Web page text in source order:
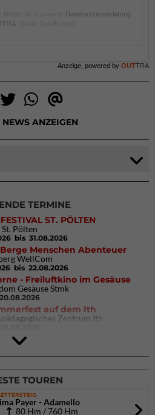
Datenschutzerklärung
Anzeige, powered by OUTTRA
NEWS ANZEIGEN
TERMINE
ST. PÖLTEN
St. Pölten
bis 31.08.2026
Menschen Abenteuer
WellCom
bis 22.08.2026
- Freiluftkino im Gesäuse
Gesäuse Stmk
20.08.2026
auf dem Ith
Zentrum Ith
KIDS 2026
München Süd (Thalkirchen)
TOUREN
Payer - Adamello
80 Hm / 760 Hm